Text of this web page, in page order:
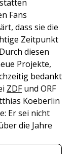
Fans
dass sie die
Zeitpunkt
diesen
Projekte,
bedankt
ZDFund ORF
Koeberlin
Er sei nicht
die Jahre